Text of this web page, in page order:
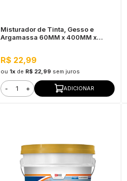
Misturador de Tinta, Gesso e
Argamassa 60MM x 400MM x
R$ 22,99
ou 1xde R$ 22,99 sem juros
- + ADICIONAR